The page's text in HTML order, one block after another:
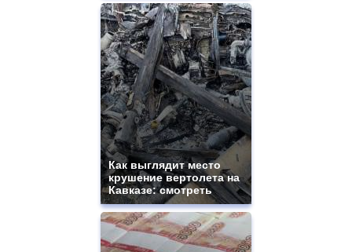
Как выглядит место
крушение вертолета на
Кавказе: смотреть